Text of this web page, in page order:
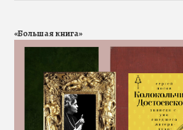
«Большая книга»